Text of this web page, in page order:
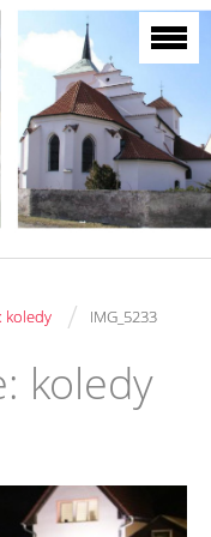
koledy / IMG_5233
koledy